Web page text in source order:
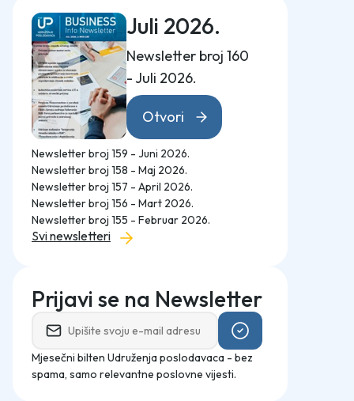
Juli 2026.
Newsletter broj 160
- Juli 2026.
Otvori
Newsletter broj 159 - Juni 2026.
Newsletter broj 158 - Maj 2026.
Newsletter broj 157 - April 2026.
Newsletter broj 156 - Mart 2026.
Newsletter broj 155 - Februar 2026.
Svi newsletteri
Prijavi se na Newsletter
Mjesečni bilten Udruženja poslodavaca - bez
spama, samo relevantne poslovne vijesti.